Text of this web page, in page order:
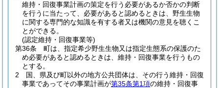
維持・回復事業計画の策定を行う必要があるか否かの判断
を行うに当たって、必要があると認めるときは、野生生物
に関する専門的な知識を有する者又は機関の意見を聴くこ
とができる。
(認定維持・回復事業等)
第36条
町は、指定希少野生生物又は指定生態系の保護のた
め必要があると認めるときは、維持・回復事業を行うもの
とする。
2
国、県及び町以外の地方公共団体は、その行う維持・回復
事業であってその事業計画が第35条第1項の維持・回復事